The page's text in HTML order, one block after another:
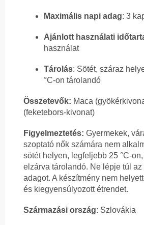
Maximális napi adag: 3
Ajánlott használati
használat
Tárolás: Sötét, száraz
°C-on tárolandó
Összetevők: Maca
(feketebors-kivonat)
Figyelmeztetés: Gyermekek,
szoptató nők számára nem
sötét helyen, legfeljebb 25 °C-
elzárva tárolandó. Ne lépje túl
adagot. A készítmény nem
és kiegyensúlyozott étrendet.
Származási ország: Szlovákia